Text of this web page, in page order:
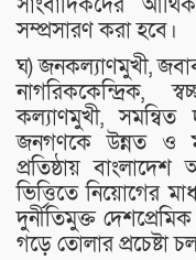
সম্প্রসারণ করা হবে।
ঘ) জনকল্যাণমুখী,
নাগরিককেন্দ্রিক,
কল্যাণমুখী, সমন্বিত
জনগণকে উন্নত ও
প্রতিষ্ঠায়
ভিত্তিতে নিয়োগের
দুর্নীতিমুক্ত
গড়ে তোলার প্রচেষ্টা